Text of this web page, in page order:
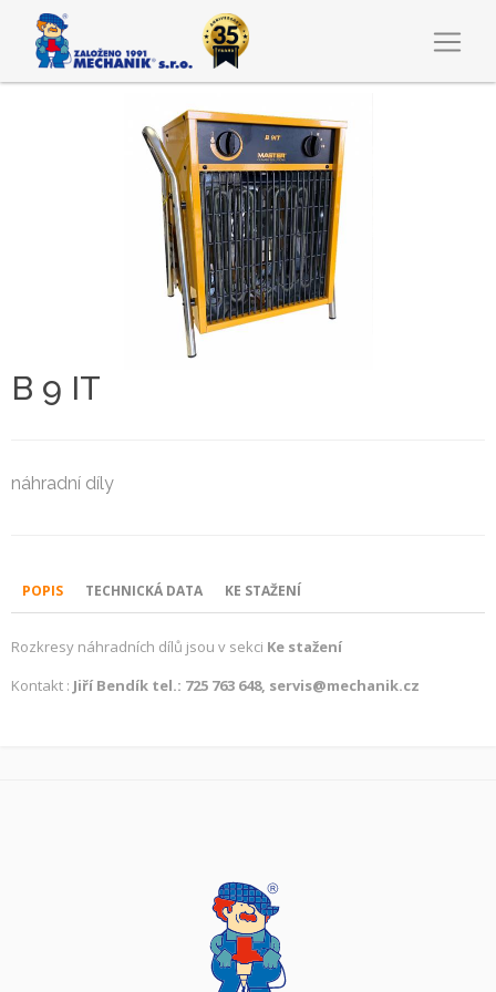
B 9 IT
náhradní díly
POPIS TECHNICKÁ DATA KE STAŽENÍ
Rozkresy náhradních dílů jsou v sekci Ke stažení
Kontakt : Jiří Bendík tel.: 725 763 648, servis@mechanik.cz